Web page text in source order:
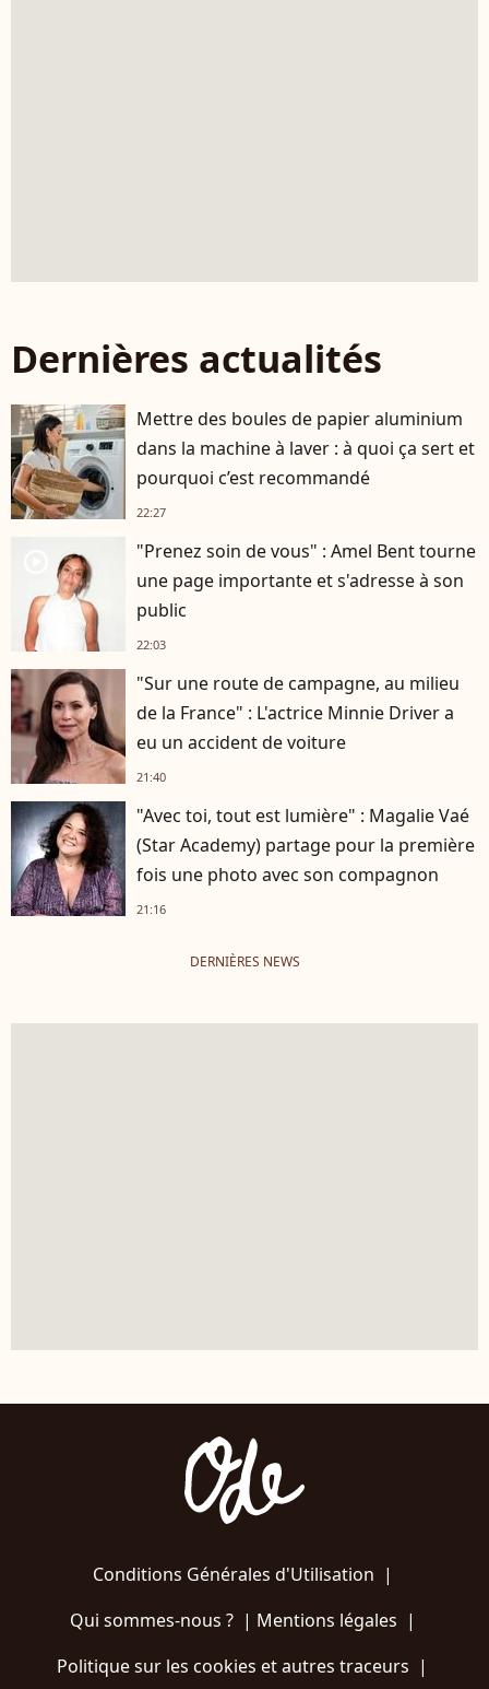
Dernières actualités
Mettre des boules de papier aluminium
dans la machine à laver : à quoi ça sert et
pourquoi c’est recommandé
22:27
"Prenez soin de vous" : Amel Bent tourne
une page importante et s'adresse à son
public
22:03
"Sur une route de campagne, au milieu
de la France" : L'actrice Minnie Driver a
eu un accident de voiture
21:40
"Avec toi, tout est lumière" : Magalie Vaé
(Star Academy) partage pour la première
fois une photo avec son compagnon
21:16
DERNIÈRES NEWS
Conditions Générales d'Utilisation |
Qui sommes-nous ?| Mentions légales |
Politique sur les cookies et autres traceurs |